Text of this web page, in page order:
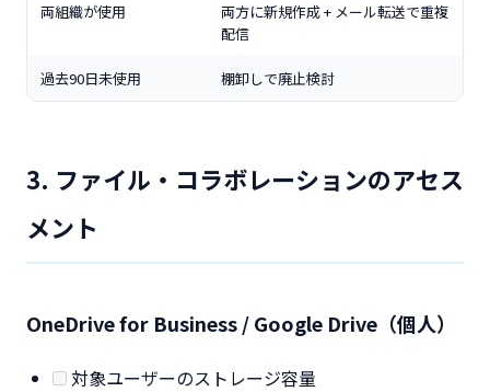
両組織が使用
両方に新規作成 + メール転送で重複
配信
過去90日未使用 棚卸しで廃止検討
3. ファイル・コラボレーションのアセス
メント
OneDrive for Business / Google Drive（個人）
対象ユーザーのストレージ容量